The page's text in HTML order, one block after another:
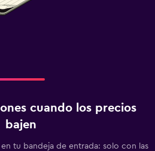
cuando los precios
bajen
tu bandeja de entrada: solo con las